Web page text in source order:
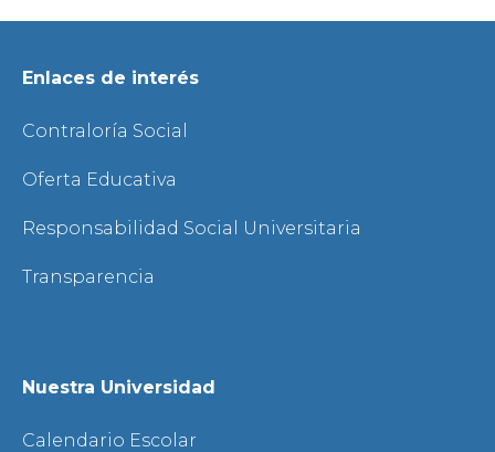
Enlaces de interés
Contraloría Social
Oferta Educativa
Responsabilidad Social Universitaria
Transparencia
Nuestra Universidad
Calendario Escolar